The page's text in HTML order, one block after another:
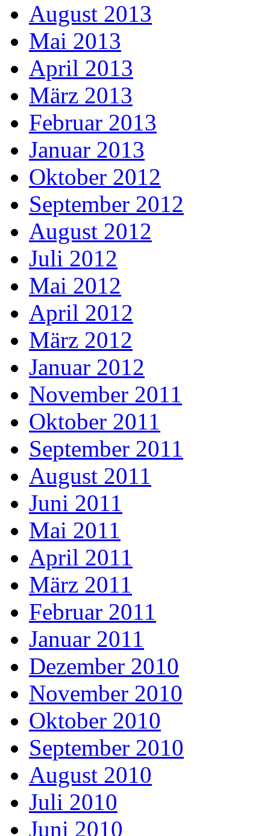
August 2013
Mai 2013
April 2013
März 2013
Februar 2013
Januar 2013
Oktober 2012
September 2012
August 2012
Juli 2012
Mai 2012
April 2012
März 2012
Januar 2012
November 2011
Oktober 2011
September 2011
August 2011
Juni 2011
Mai 2011
April 2011
März 2011
Februar 2011
Januar 2011
Dezember 2010
November 2010
Oktober 2010
September 2010
August 2010
Juli 2010
Juni 2010